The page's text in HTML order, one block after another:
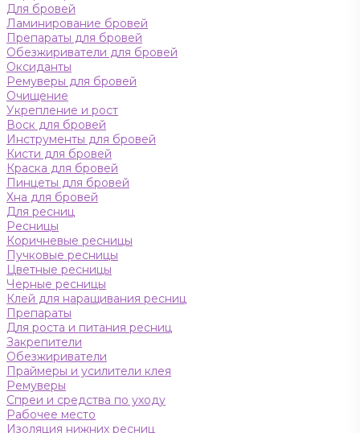
Для бровей
Ламинирование бровей
Препараты для бровей
Обезжириватели для бровей
Оксиданты
Ремуверы для бровей
Очищение
Укрепление и рост
Воск для бровей
Инструменты для бровей
Кисти для бровей
Краска для бровей
Пинцеты для бровей
Хна для бровей
Для ресниц
Ресницы
Коричневые ресницы
Пучковые ресницы
Цветные ресницы
Черные ресницы
Клей для наращивания ресниц
Препараты
Для роста и питания ресниц
Закрепители
Обезжириватели
Праймеры и усилители клея
Ремуверы
Спреи и средства по уходу
Рабочее место
Изоляция нижних ресниц